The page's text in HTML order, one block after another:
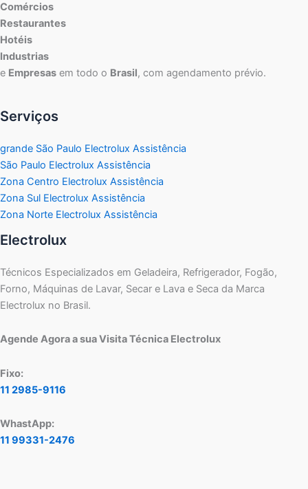
Comércios
Restaurantes
Hotéis
Industrias
e Empresas em todo o Brasil, com agendamento prévio.
Serviços
grande São Paulo Electrolux Assistência
São Paulo Electrolux Assistência
Zona Centro Electrolux Assistência
Zona Sul Electrolux Assistência
Zona Norte Electrolux Assistência
Electrolux
Técnicos Especializados em Geladeira, Refrigerador, Fogão,
Forno, Máquinas de Lavar, Secar e Lava e Seca da Marca
Electrolux no Brasil.
Agende Agora a sua Visita Técnica Electrolux
Fixo:
11 2985-9116
WhastApp:
11 99331-2476